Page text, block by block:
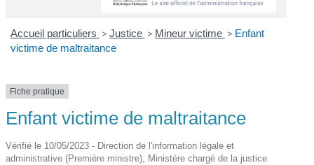
Accueil particuliers > Justice > Mineur victime > Enfant
victime de maltraitance
Fiche pratique
Enfant victime de maltraitance
Vérifié le 10/05/2023 - Direction de l'information légale et
administrative (Première ministre), Ministère chargé de la justice